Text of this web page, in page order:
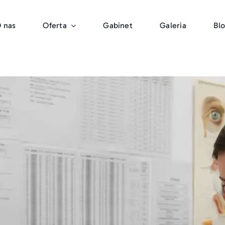
nas Oferta Gabinet Galeria